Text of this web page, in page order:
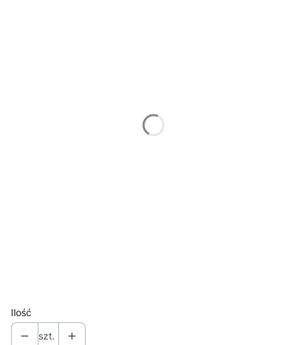
(+1 130,00 zł)
Ilość
szt.